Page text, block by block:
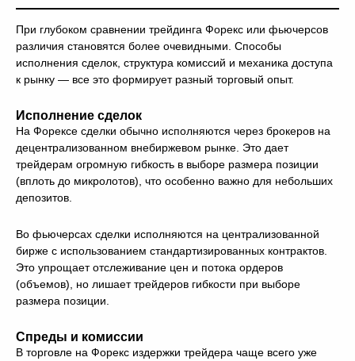
При глубоком сравнении трейдинга Форекс или фьючерсов
различия становятся более очевидными. Способы
исполнения сделок, структура комиссий и механика доступа
к рынку — все это формирует разный торговый опыт.
Исполнение сделок
На Форексе сделки обычно исполняются через брокеров на
децентрализованном внебиржевом рынке. Это дает
трейдерам огромную гибкость в выборе размера позиции
(вплоть до микролотов), что особенно важно для небольших
депозитов.
Во фьючерсах сделки исполняются на централизованной
бирже с использованием стандартизированных контрактов.
Это упрощает отслеживание цен и потока ордеров
(объемов), но лишает трейдеров гибкости при выборе
размера позиции.
Спреды и комиссии
В торговле на Форекс издержки трейдера чаще всего уже